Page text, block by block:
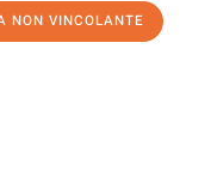
NON VINCOLANTE